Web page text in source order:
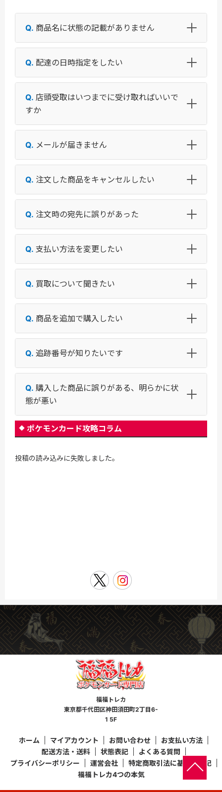
商品名に状態の記載がありません
配達の日時指定をしたい
店頭受取はいつまでに受け取ればいいで
すか
メールが届きません
注文した商品をキャンセルしたい
注文時の宛先に誤りがあった
支払い方法を変更したい
買取について聞きたい
商品を追加で購入したい
追跡番号が知りたいです
購入した商品に誤りがある、明らかに状
態が悪い
ポケモンカード攻略コラム
投稿の読み込みに失敗しました。
福福トレカ
東京都千代田区神田須田町2丁目6-
1 5F
ホーム マイアカウント お問い合わせ
お支払い方法
配送方法・送料
状態表記
よくある質問
プライバシーポリシー
運営会社
特定商取引法に基づく表記
福福トレカ4つの本気